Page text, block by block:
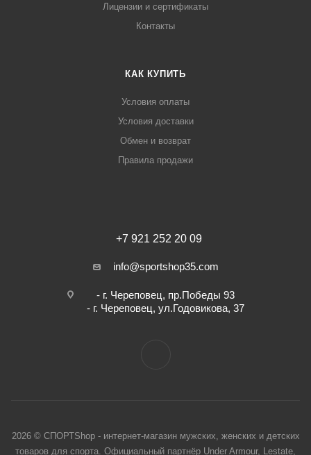
Лицензии и сертификаты
Контакты
КАК КУПИТЬ
Условия оплаты
Условия доставки
Обмен и возврат
Правила продажи
+7 921 252 20 09
info@sportshop35.com
- г. Череповец, пр.Победы 93
- г. Череповец, ул.Годовикова, 37
2026 © СПОРТShop - интернет-магазин мужских, женских и детских
товаров для спорта. Официальный партнёр Under Armour, Lestate,